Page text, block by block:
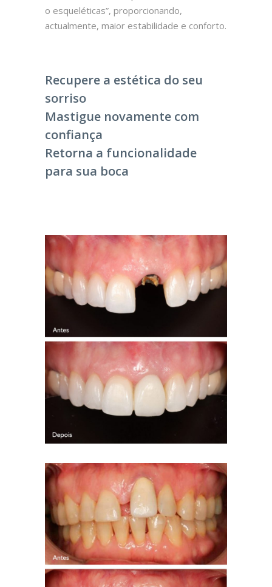
o esqueléticas”, proporcionando,
actualmente, maior estabilidade e conforto.
Recupere a estética do seu
sorriso
Mastigue novamente com
confiança
Retorna a funcionalidade
para sua boca